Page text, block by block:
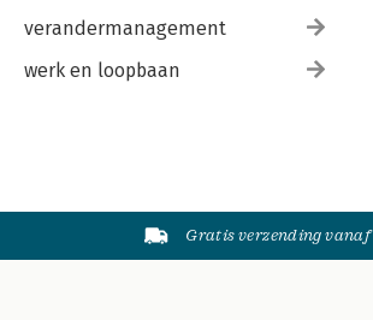
verandermanagement
werk en loopbaan
Gratis verzending